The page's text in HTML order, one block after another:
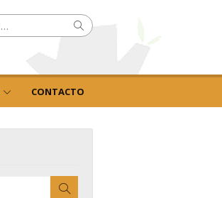
Buscar
CONTACTO